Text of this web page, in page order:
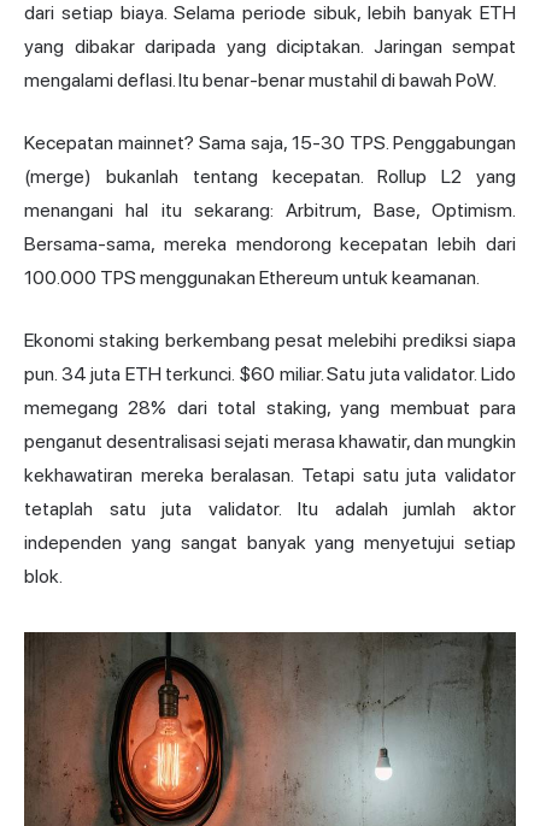
dari setiap biaya. Selama periode sibuk, lebih banyak ETH
yang dibakar daripada yang diciptakan. Jaringan sempat
mengalami deflasi. Itu benar-benar mustahil di bawah PoW.
Kecepatan mainnet? Sama saja, 15-30 TPS. Penggabungan
(merge) bukanlah tentang kecepatan. Rollup L2 yang
menangani hal itu sekarang: Arbitrum, Base, Optimism.
Bersama-sama, mereka mendorong kecepatan lebih dari
100.000 TPS menggunakan Ethereum untuk keamanan.
Ekonomi staking berkembang pesat melebihi prediksi siapa
pun. 34 juta ETH terkunci. $60 miliar. Satu juta validator. Lido
memegang 28% dari total staking, yang membuat para
penganut desentralisasi sejati merasa khawatir, dan mungkin
kekhawatiran mereka beralasan. Tetapi satu juta validator
tetaplah satu juta validator. Itu adalah jumlah aktor
independen yang sangat banyak yang menyetujui setiap
blok.